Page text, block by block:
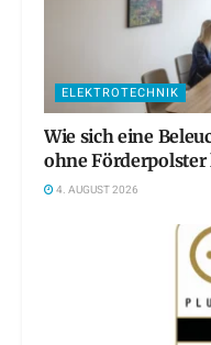
ELEKTROTECHNIK
Wie sich eine
ohne
4. AUGUST 2026